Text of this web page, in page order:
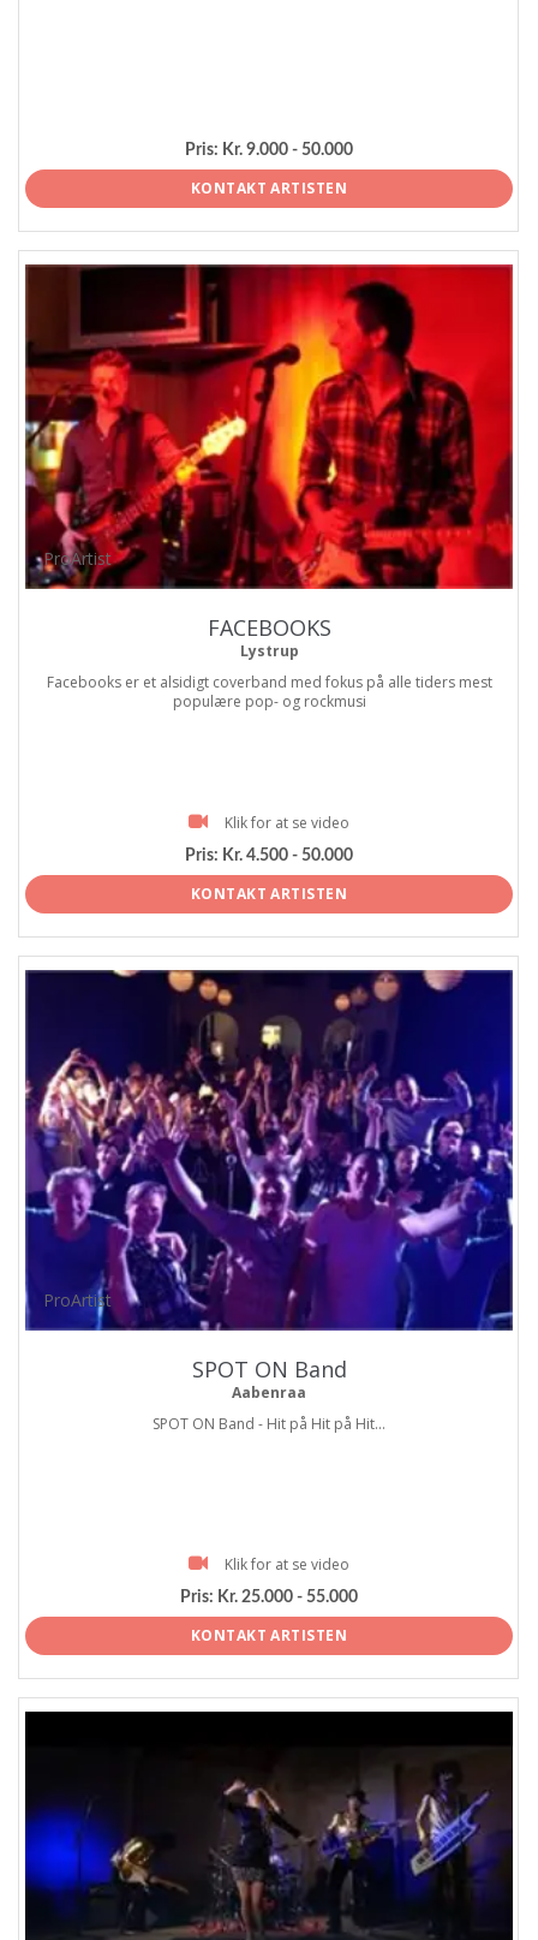
Pris: Kr. 9.000 - 50.000
KONTAKT ARTISTEN
ProArtist
FACEBOOKS
Lystrup
Facebooks er et alsidigt coverband med fokus på alle tiders mest
populære pop- og rockmusi
Klik for at se video
Pris: Kr. 4.500 - 50.000
KONTAKT ARTISTEN
ProArtist
SPOT ON Band
Aabenraa
SPOT ON Band - Hit på Hit på Hit...
Klik for at se video
Pris: Kr. 25.000 - 55.000
KONTAKT ARTISTEN